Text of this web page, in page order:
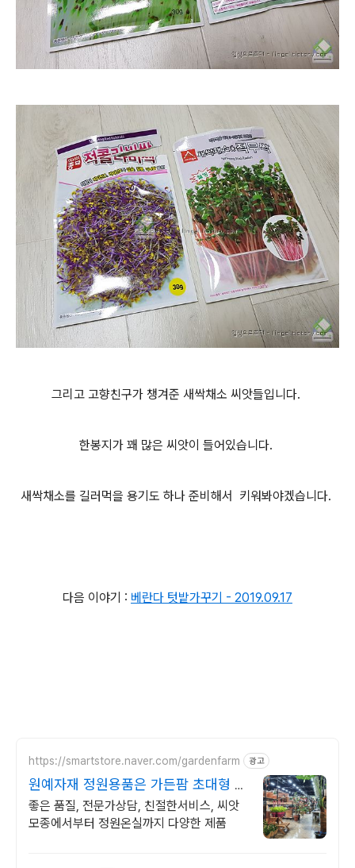
그리고 고향친구가 챙겨준 새싹채소 씨앗들입니다.
한봉지가 꽤 많은 씨앗이 들어있습니다.
새싹채소를 길러먹을 용기도 하나 준비해서 키워봐야겠습니다.
다음 이야기 : 베란다 텃밭가꾸기 - 2019.09.17
https://smartstore.naver.com/gardenfarm 광고
원예자재 정원용품은 가든팜 초대형 가
든센터
좋은 품질, 전문가상담, 친절한서비스, 씨앗
모종에서부터 정원온실까지 다양한 제품